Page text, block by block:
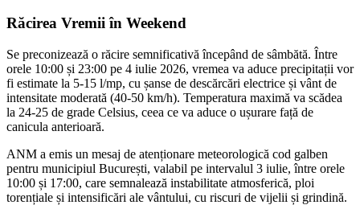
Răcirea Vremii în Weekend
Se preconizează o răcire semnificativă începând de sâmbătă. Între
orele 10:00 și 23:00 pe 4 iulie 2026, vremea va aduce precipitații vor
fi estimate la 5-15 l/mp, cu șanse de descărcări electrice și vânt de
intensitate moderată (40-50 km/h). Temperatura maximă va scădea
la 24-25 de grade Celsius, ceea ce va aduce o ușurare față de
canicula anterioară.
ANM a emis un mesaj de atenționare meteorologică cod galben
pentru municipiul București, valabil pe intervalul 3 iulie, între orele
10:00 și 17:00, care semnalează instabilitate atmosferică, ploi
torențiale și intensificări ale vântului, cu riscuri de vijelii și grindină.